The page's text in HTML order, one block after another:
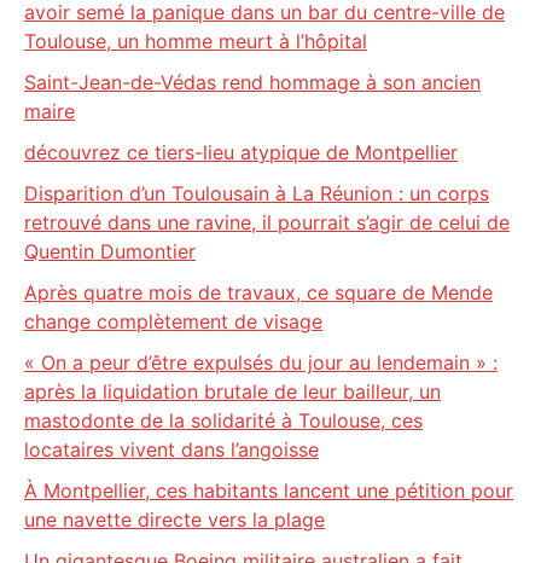
avoir semé la panique dans un bar du centre-ville de
Toulouse, un homme meurt à l’hôpital
Saint-Jean-de-Védas rend hommage à son ancien
maire
découvrez ce tiers-lieu atypique de Montpellier
Disparition d’un Toulousain à La Réunion : un corps
retrouvé dans une ravine, il pourrait s’agir de celui de
Quentin Dumontier
Après quatre mois de travaux, ce square de Mende
change complètement de visage
« On a peur d’être expulsés du jour au lendemain » :
après la liquidation brutale de leur bailleur, un
mastodonte de la solidarité à Toulouse, ces
locataires vivent dans l’angoisse
À Montpellier, ces habitants lancent une pétition pour
une navette directe vers la plage